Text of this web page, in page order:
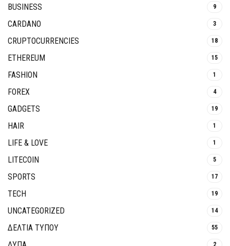
BUSINESS 9
CARDANO 3
CRUPTOCURRENCIES 18
ETHEREUM 15
FASHION 1
FOREX 4
GADGETS 19
HAIR 1
LIFE & LOVE 1
LITECOIN 5
SPORTS 17
TECH 19
UNCATEGORIZED 14
ΔΕΛΤΙΑ ΤΥΠΟΥ 55
2